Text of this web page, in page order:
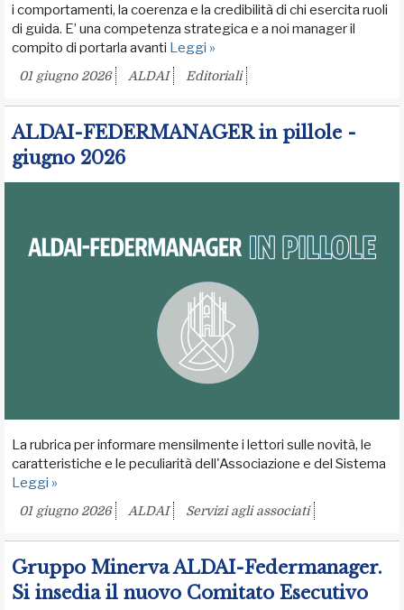
i comportamenti, la coerenza e la credibilità di chi esercita ruoli
di guida. E’ una competenza strategica e a noi manager il
compito di portarla avanti Leggi »
01 giugno 2026 ALDAI Editoriali
ALDAI-FEDERMANAGER in pillole -
giugno 2026
La rubrica per informare mensilmente i lettori sulle novità, le
caratteristiche e le peculiarità dell'Associazione e del Sistema
Leggi »
01 giugno 2026 ALDAI Servizi agli associati
Gruppo Minerva ALDAI-Federmanager.
Si insedia il nuovo Comitato Esecutivo